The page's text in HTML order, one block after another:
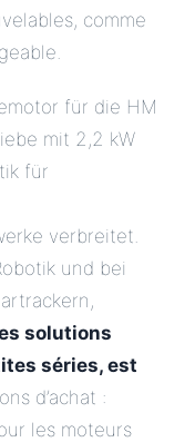
comme
für die HM
mit 2,2 kW
für
verbreitet.
und bei
solutions
séries, est
d’achat :
les moteurs